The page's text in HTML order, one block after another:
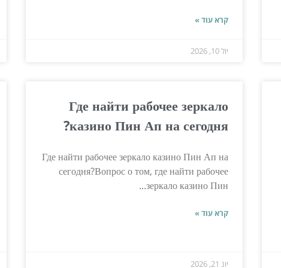
קרא עוד »
יול 10, 2026
Где найти рабочее зеркало
казино Пин Ап на сегодня?
Где найти рабочее зеркало казино Пин Ап на
сегодня?Вопрос о том, где найти рабочее
зеркало казино Пин...
קרא עוד »
יונ 21, 2026